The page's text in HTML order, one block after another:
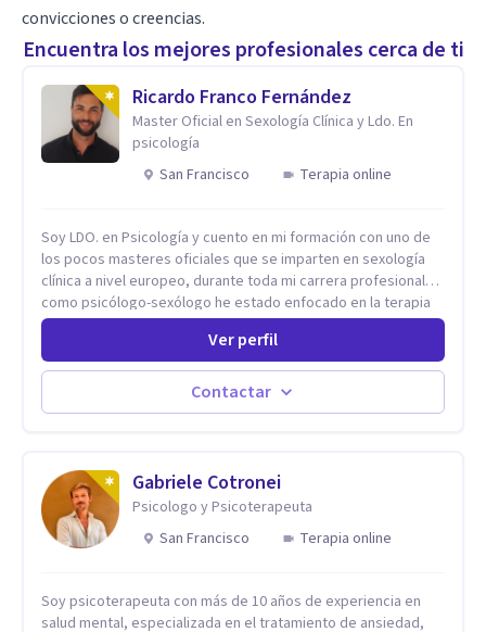
convicciones o creencias.
Encuentra los mejores profesionales cerca de ti
Ricardo Franco Fernández
Master Oficial en Sexología Clínica y Ldo. En
psicología
San Francisco
Terapia online
Soy LDO. en Psicología y cuento en mi formación con uno de
los pocos masteres oficiales que se imparten en sexología
clínica a nivel europeo, durante toda mi carrera profesional
como psicólogo-sexólogo he estado enfocado en la terapia
sexual desde una perspectiva multidisciplinar BIO-PSICO-
SOCIAL ya que aunque las bases de mi trabajo son
psicológicas, si no se tienen en consideración otros factores
la terapia puede no funcionar al tener una visión demasiado
simplista, excluyendo de antemano otros factores que
como algo particular e intentando adaptarme a tu situación
personal concreta. En especial mi ámbito de trabajo es la
disfunción eréctil, la eyaculación precoz y la falta de deseo
tanto en mujeres como en hombres. La sexualidad es de
relación saludable de pareja.
Ver perfil
Contactar
Gabriele Cotronei
Psicologo y Psicoterapeuta
San Francisco
Terapia online
Soy psicoterapeuta con más de 10 años de experiencia en
salud mental, especializada en el tratamiento de ansiedad,